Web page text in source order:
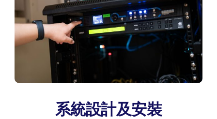
系統設計及安裝